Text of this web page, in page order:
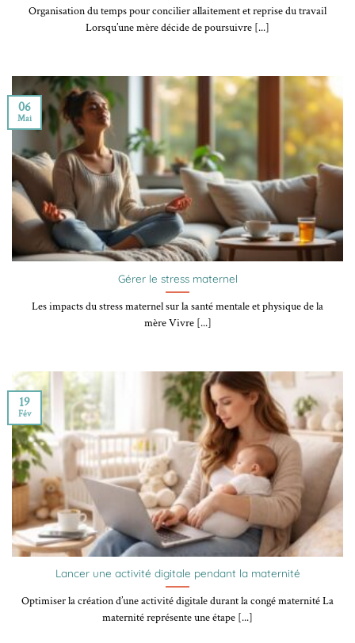
Organisation du temps pour concilier allaitement et reprise du travail
Lorsqu’une mère décide de poursuivre [...]
Gérer le stress maternel
Les impacts du stress maternel sur la santé mentale et physique de la
mère Vivre [...]
06
Mai
Lancer une activité digitale pendant la maternité
Optimiser la création d’une activité digitale durant la congé maternité La
maternité représente une étape [...]
19
Fév